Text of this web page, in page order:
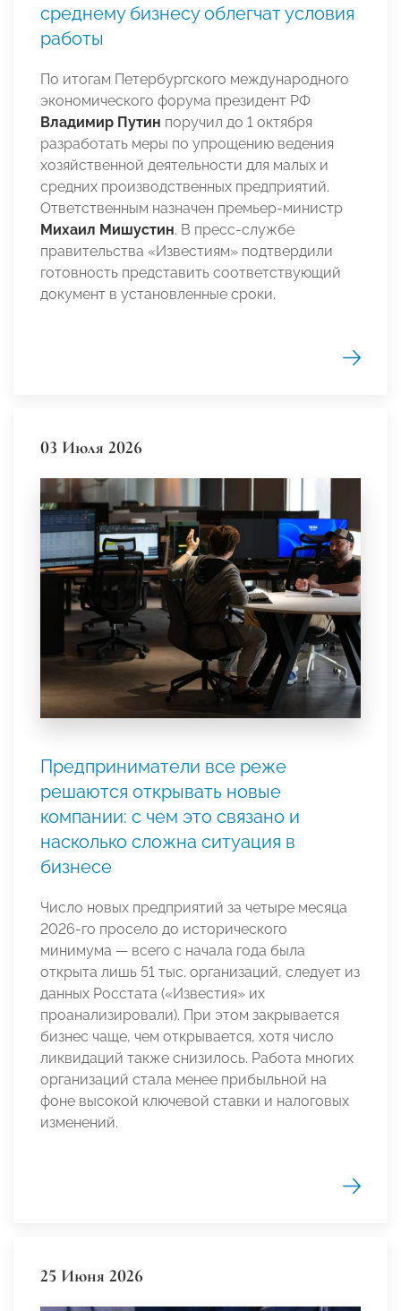
среднему бизнесу облегчат условия
работы
По итогам Петербургского международного
экономического форума президент РФ
Владимир Путин поручил до 1 октября
разработать меры по упрощению ведения
хозяйственной деятельности для малых и
средних производственных предприятий.
Ответственным назначен премьер-министр
Михаил Мишустин. В пресс-службе
правительства «Известиям» подтвердили
готовность представить соответствующий
документ в установленные сроки.
03 Июля 2026
Предприниматели все реже
решаются открывать новые
компании: с чем это связано и
насколько сложна ситуация в
бизнесе
Число новых предприятий за четыре месяца
2026-го просело до исторического
минимума — всего с начала года была
открыта лишь 51 тыс. организаций, следует из
данных Росстата («Известия» их
проанализировали). При этом закрывается
бизнес чаще, чем открывается, хотя число
ликвидаций также снизилось. Работа многих
организаций стала менее прибыльной на
фоне высокой ключевой ставки и налоговых
изменений.
25 Июня 2026